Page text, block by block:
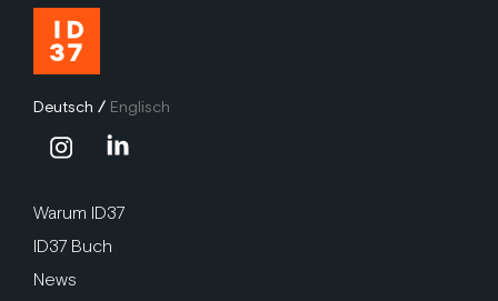
Deutsch / Englisch
Warum ID37
ID37 Buch
News